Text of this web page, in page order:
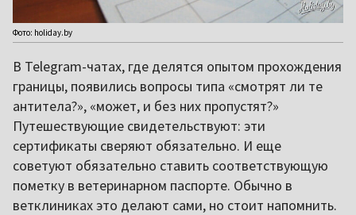
Фото: holiday.by
В Telegram-чатах, где делятся опытом прохождения
границы, появились вопросы типа «смотрят ли те
антитела?», «может, и без них пропустят?»
Путешествующие свидетельствуют: эти
сертификаты сверяют обязательно. И еще
советуют обязательно ставить соответствующую
пометку в ветеринарном паспорте. Обычно в
ветклиниках это делают сами, но стоит напомнить.